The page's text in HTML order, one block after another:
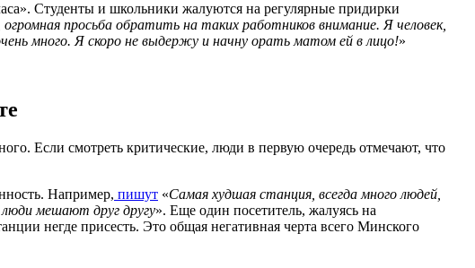
Студенты и школьники жалуются на регулярные придирки
огромная просьба обратить на таких работников внимание. Я человек,
много. Я скоро не выдержу и начну орать матом ей в лицо!»
Если смотреть критические, люди в первую очередь отмечают, что
Например, пишут «Самая худшая станция, всегда много людей,
мешают друг другу». Еще один посетитель, жалуясь на
негде присесть. Это общая негативная черта всего Минского